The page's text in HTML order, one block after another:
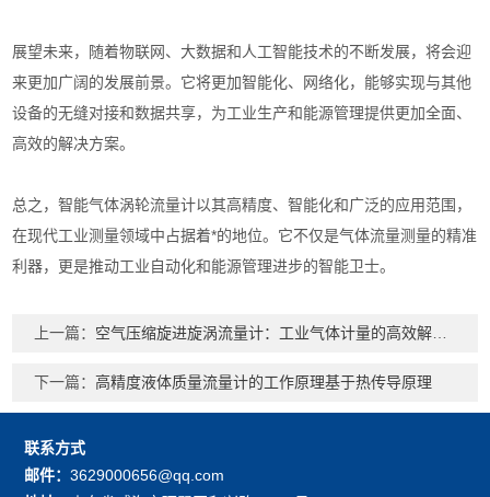
展望未来，随着物联网、大数据和人工智能技术的不断发展，将会迎
来更加广阔的发展前景。它将更加智能化、网络化，能够实现与其他
设备的无缝对接和数据共享，为工业生产和能源管理提供更加全面、
高效的解决方案。
总之，智能气体涡轮流量计以其高精度、智能化和广泛的应用范围，
在现代工业测量领域中占据着*的地位。它不仅是气体流量测量的精准
利器，更是推动工业自动化和能源管理进步的智能卫士。
上一篇： 空气压缩旋进旋涡流量计：工业气体计量的高效解决方案
下一篇：高精度液体质量流量计的工作原理基于热传导原理
联系方式
邮件：3629000656@qq.com